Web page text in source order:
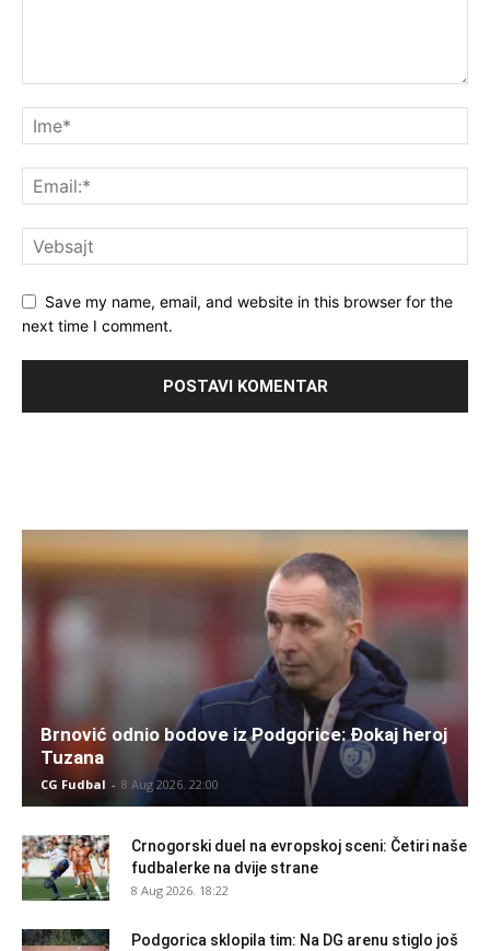
Save my name, email, and website in this browser for the
next time I comment.
Brnović odnio bodove iz Podgorice: Đokaj heroj
Tuzana
CG Fudbal - 8 Aug 2026. 22:00
Crnogorski duel na evropskoj sceni: Četiri naše
fudbalerke na dvije strane
8 Aug 2026. 18:22
Podgorica sklopila tim: Na DG arenu stiglo još